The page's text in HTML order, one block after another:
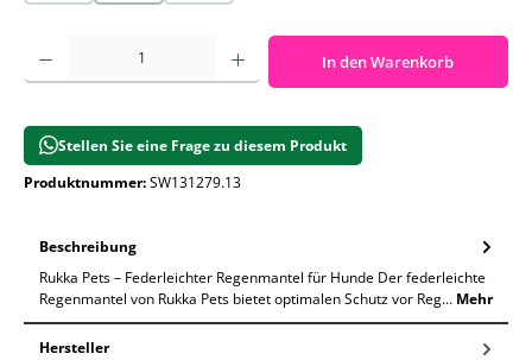
Produkt Anzahl: Gib den gewünschten Wert ein oder benutze die
In den Warenkorb
Stellen Sie eine Frage zu diesem Produkt
Produktnummer:SW131279.13
Beschreibung
Rukka Pets – Federleichter Regenmantel für Hunde Der federleichte
Regenmantel von Rukka Pets bietet optimalen Schutz vor Reg… Mehr
Hersteller